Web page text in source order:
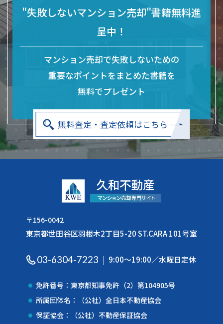
"失敗しないマンション売却"書籍無料進
呈中！
マンション売却で失敗しないための
重要なポイントをまとめた書籍を
無料でプレゼント
無料査定・査定依頼はこちら
〒156-0042
東京都世田谷区羽根木2丁目5-20 ST.CARA 101号室
03-6304-7223 9:00〜19:00／水曜日定休
免許番号：東京都知事免許（2）第104905号
所属団体名：（公社）全日本不動産協会
保証協会：（公社）不動産保証協会